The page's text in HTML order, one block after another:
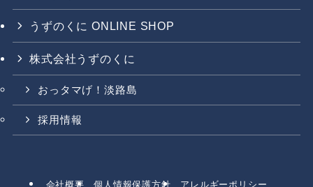
うずのくに ONLINE SHOP
株式会社うずのくに
おっタマげ！淡路島
採用情報
会社概要 個人情報保護方針 アレルギーポリシー